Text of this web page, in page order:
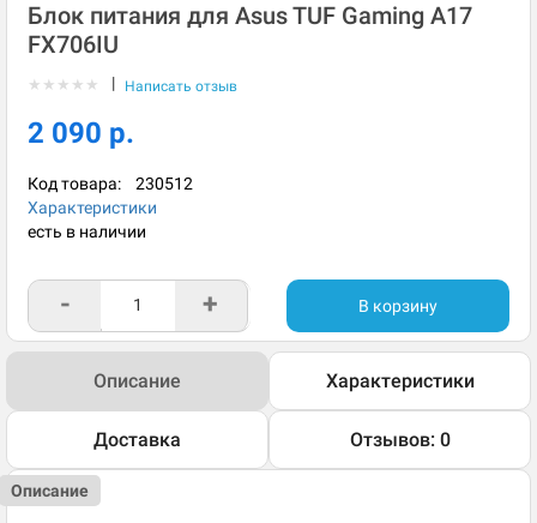
Блок питания для Asus TUF Gaming A17
FX706IU
★ ★ ★ ★ ★ | Написать отзыв
2 090 р.
Код товара: 230512
Характеристики
есть в наличии
- + В корзину
Описание Характеристики
Доставка Отзывов: 0
Описание